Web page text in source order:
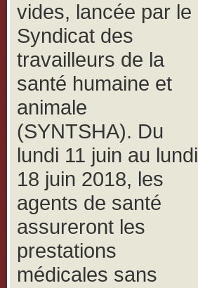
vides, lancée par le
Syndicat des
travailleurs de la
santé humaine et
animale
(SYNTSHA). Du
lundi 11 juin au lundi
18 juin 2018, les
agents de santé
assureront les
prestations
médicales sans